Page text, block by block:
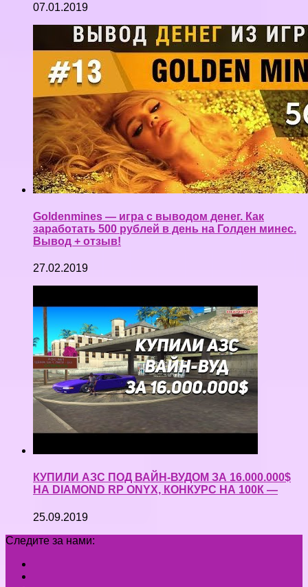
07.01.2019
Goldenmines — игра с выводом денег. Как
заработать 500 рублей в день на Голден минес.
Вывод + отзыв!
27.02.2019
КУПИЛИ АЗС ПОД ВАЙН-ВУДОМ ЗА 16.000.000$
НА DIAMOND RP ONYX, КОНКУРС НА 100К —
25.09.2019
Следите за нами: